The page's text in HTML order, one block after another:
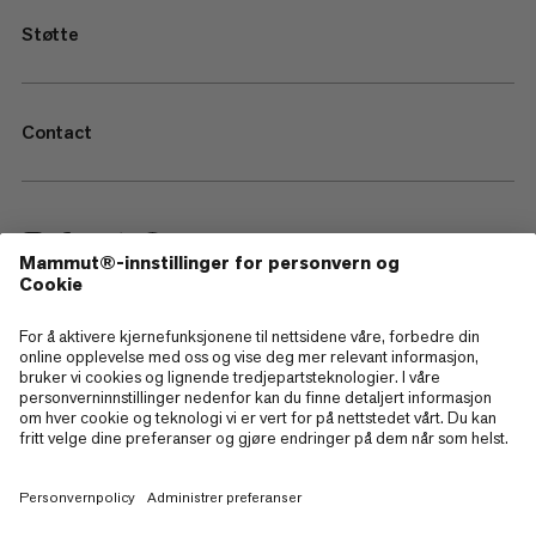
Støtte
Contact
—
Sitemap
Cookies
Juridisk merknad